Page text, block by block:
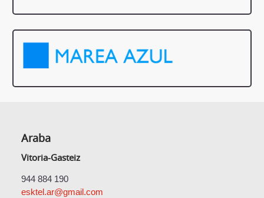
Araba
Vitoria-Gasteiz
944 884 190
esktel.ar@gmail.com